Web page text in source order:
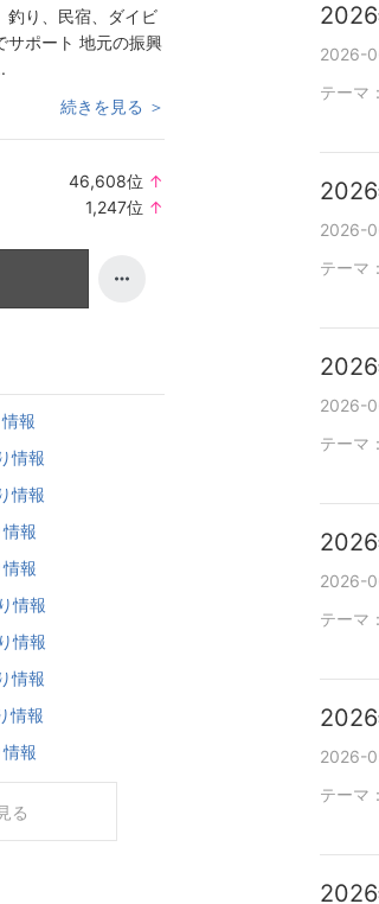
2026-
テーマ：
2026-
テーマ：
2026-
テーマ：
2026-
テーマ：
2026-
テーマ：
釣り、民宿、ダイビ
サポート 地元の振興
続きを見る ＞
46,608位 ↑
1,247位 ↑
報
情報
情報
報
報
情報
情報
情報
情報
報
る